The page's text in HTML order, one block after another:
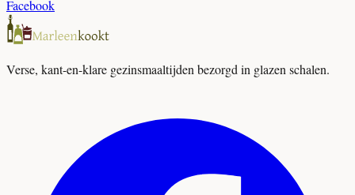
Facebook
Verse, kant-en-klare gezinsmaaltijden bezorgd in glazen schalen.